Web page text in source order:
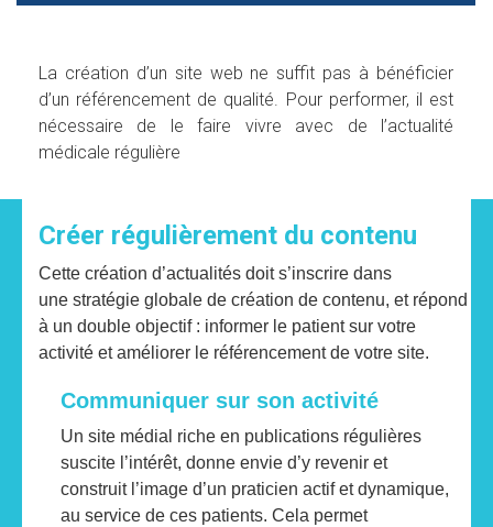
La création d’un site web ne suffit pas à bénéficier
d’un référencement de qualité. Pour performer, il est
nécessaire de le faire vivre avec de l’actualité
médicale régulière
Créer régulièrement du contenu
Cette création d’actualités doit s’inscrire dans
une stratégie globale de création de contenu, et répond
à un double objectif : informer le patient sur votre
activité et améliorer le référencement de votre site.
Communiquer sur son activité
Un site médial riche en publications régulières
suscite l’intérêt, donne envie d’y revenir et
construit l’image d’un praticien actif et dynamique,
au service de ces patients. Cela permet